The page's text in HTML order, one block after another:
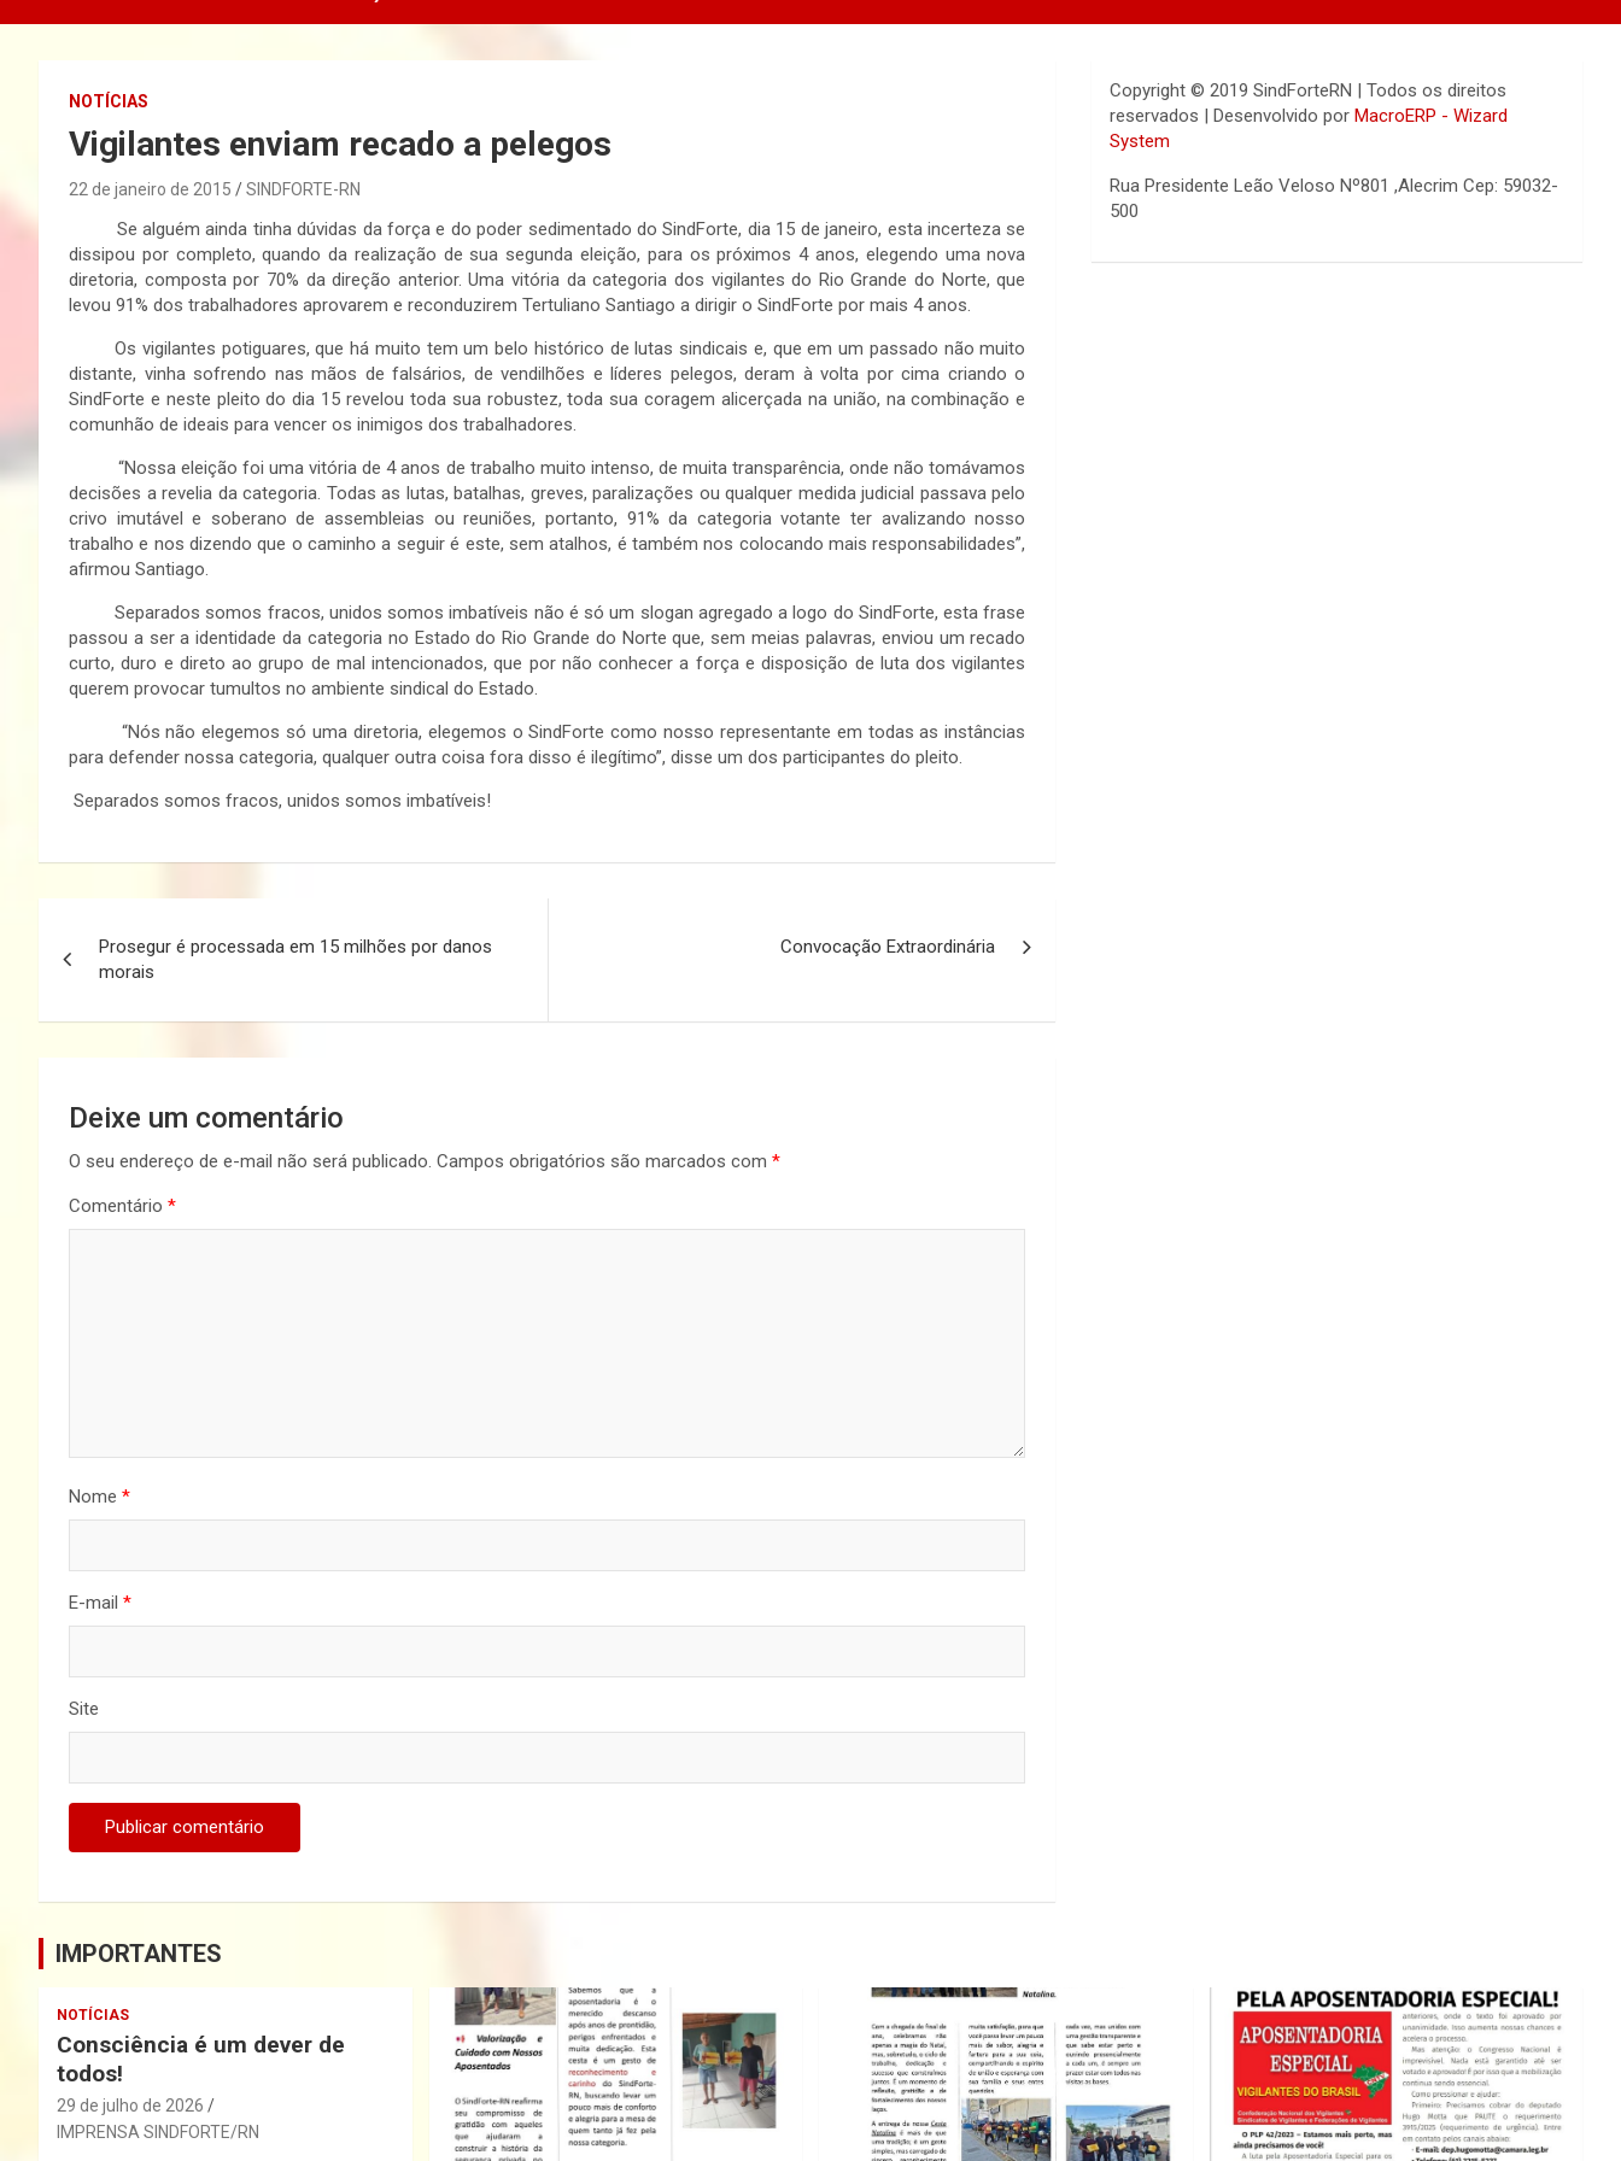
NOTÍCIAS
Vigilantes enviam recado a pelegos
22 de janeiro de 2015 SINDFORTE-RN
Se alguém ainda tinha dúvidas da força e do poder sedimentado do SindForte, dia 15 de janeiro, esta incerteza se
dissipou por completo, quando da realização de sua segunda eleição, para os próximos 4 anos, elegendo uma nova
diretoria, composta por 70% da direção anterior. Uma vitória da categoria dos vigilantes do Rio Grande do Norte, que
levou 91% dos trabalhadores aprovarem e reconduzirem Tertuliano Santiago a dirigir o SindForte por mais 4 anos.
Os vigilantes potiguares, que há muito tem um belo histórico de lutas sindicais e, que em um passado não muito
distante, vinha sofrendo nas mãos de falsários, de vendilhões e líderes pelegos, deram à volta por cima criando o
SindForte e neste pleito do dia 15 revelou toda sua robustez, toda sua coragem alicerçada na união, na combinação e
comunhão de ideais para vencer os inimigos dos trabalhadores.
“Nossa eleição foi uma vitória de 4 anos de trabalho muito intenso, de muita transparência, onde não tomávamos
decisões a revelia da categoria. Todas as lutas, batalhas, greves, paralizações ou qualquer medida judicial passava pelo
crivo imutável e soberano de assembleias ou reuniões, portanto, 91% da categoria votante ter avalizando nosso
trabalho e nos dizendo que o caminho a seguir é este, sem atalhos, é também nos colocando mais responsabilidades”,
afirmou Santiago.
Separados somos fracos, unidos somos imbatíveis não é só um slogan agregado a logo do SindForte, esta frase
passou a ser a identidade da categoria no Estado do Rio Grande do Norte que, sem meias palavras, enviou um recado
curto, duro e direto ao grupo de mal intencionados, que por não conhecer a força e disposição de luta dos vigilantes
querem provocar tumultos no ambiente sindical do Estado.
“Nós não elegemos só uma diretoria, elegemos o SindForte como nosso representante em todas as instâncias
para defender nossa categoria, qualquer outra coisa fora disso é ilegítimo”, disse um dos participantes do pleito.
Separados somos fracos, unidos somos imbatíveis!
de
Post
Prosegur é processada em 15 milhões por danos
morais
Convocação Extraordinária
Deixe um comentário
O seu endereço de e-mail não será publicado. Campos obrigatórios são marcados com *
Comentário *
Nome *
E-mail *
Site
Copyright © 2019 SindForteRN | Todos os direitos
reservados | Desenvolvido porMacroERP - Wizard
System
Rua Presidente Leão Veloso Nº801 ,Alecrim Cep: 59032-
500
IMPORTANTES
NOTÍCIAS
Consciência é um dever de
todos!
29 de julho de 2026
IMPRENSA SINDFORTE/RN